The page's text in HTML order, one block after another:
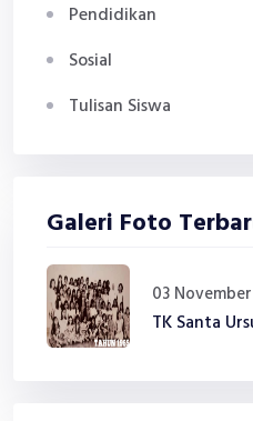
Pendidikan
Sosial
Tulisan Siswa
Galeri Foto
03
TK Santa